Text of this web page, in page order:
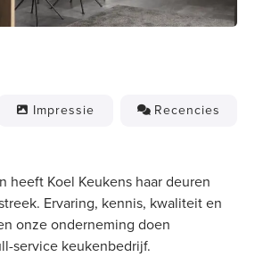
Impressie Recencies
heeft Koel Keukens haar deuren
Ervaring, kennis, kwaliteit en
onze onderneming doen
service keukenbedrijf.